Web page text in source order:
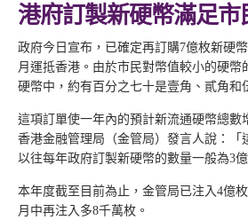
港府訂製新硬幣滿足市
政府今日宣布，已確定再訂購7億枚新硬
月運抵香港。由於市民對幣值較小的硬幣
硬幣中，約有百分之七十是壹角、貳角和
這項訂單使一年內的預計新流通硬幣總數
香港金融管理局（金管局）發言人說：「
以往每年政府訂製新硬幣的數量一般為3億
本年度截至目前為止，金管局已注入4億
月中再注入多8千萬枚。